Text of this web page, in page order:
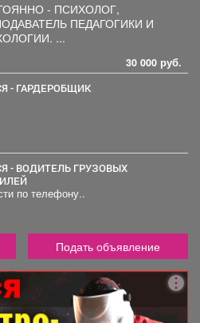
- ПСИХОЛОГ,
ПЕДАГОГИКИ И
ПСИХОЛОГИИ. ...
30 000 руб.
- ГАРДЕРОБЩИК
по телефону..
Подать объявление